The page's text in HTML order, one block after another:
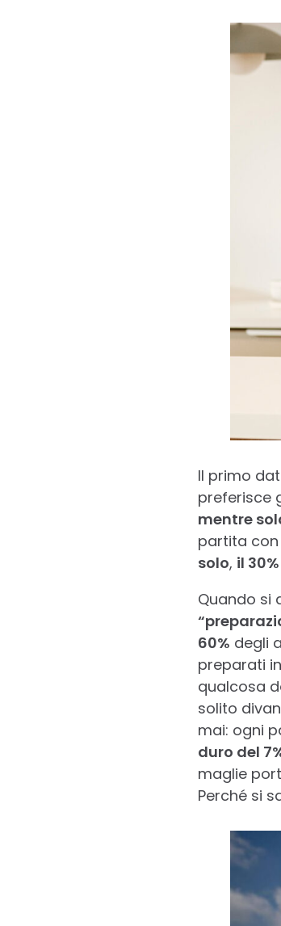
Il primo
preferisce
mentre
partita con
solo, il 30%
Quando si
60% degli
preparati
qualcosa
solito
mai: ogni
duro del
maglie
Perché si